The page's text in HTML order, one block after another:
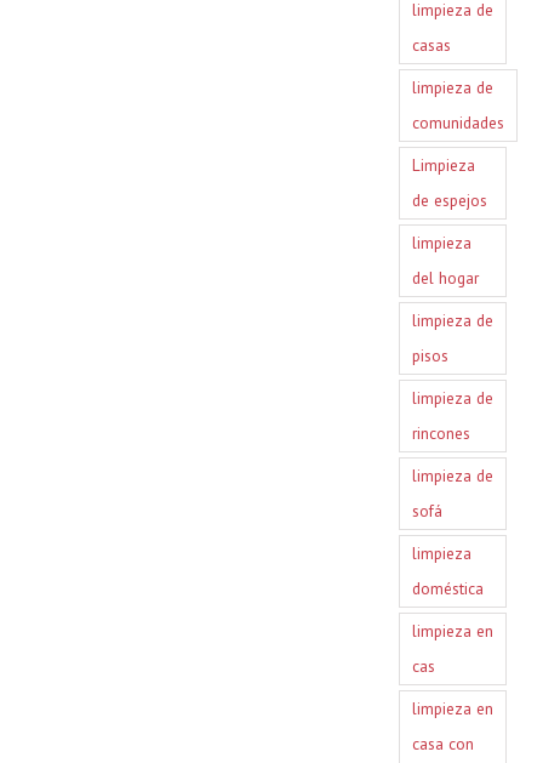
limpieza de
casas
limpieza de
comunidades
Limpieza
de espejos
limpieza
del hogar
limpieza de
pisos
limpieza de
rincones
limpieza de
sofá
limpieza
doméstica
limpieza en
cas
limpieza en
casa con